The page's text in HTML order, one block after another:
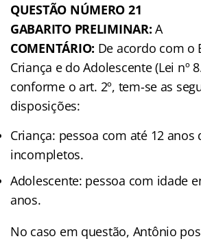
QUESTÃO NÚMERO 21
GABARITO PRELIMINAR:A
COMENTÁRIO: De acordo com o
Criança e do Adolescente (Lei nº
conforme o art. 2º, tem-se as
disposições:
Criança: pessoa com até 12 anos
incompletos.
Adolescente: pessoa com idade
anos.
No caso em questão, Antônio